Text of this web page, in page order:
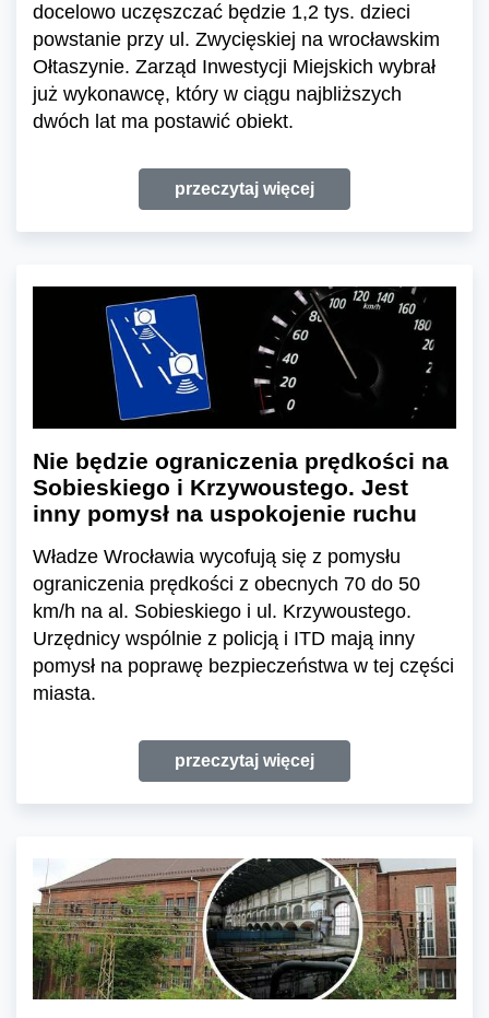
docelowo uczęszczać będzie 1,2 tys. dzieci
powstanie przy ul. Zwycięskiej na wrocławskim
Ołtaszynie. Zarząd Inwestycji Miejskich wybrał
już wykonawcę, który w ciągu najbliższych
dwóch lat ma postawić obiekt.
przeczytaj więcej
Nie będzie ograniczenia prędkości na
Sobieskiego i Krzywoustego. Jest
inny pomysł na uspokojenie ruchu
Władze Wrocławia wycofują się z pomysłu
ograniczenia prędkości z obecnych 70 do 50
km/h na al. Sobieskiego i ul. Krzywoustego.
Urzędnicy wspólnie z policją i ITD mają inny
pomysł na poprawę bezpieczeństwa w tej części
miasta.
przeczytaj więcej